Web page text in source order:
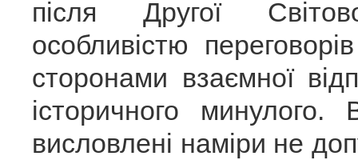
після Другої
особливістю
сторонами взаємної
історичного
висловлені наміри не